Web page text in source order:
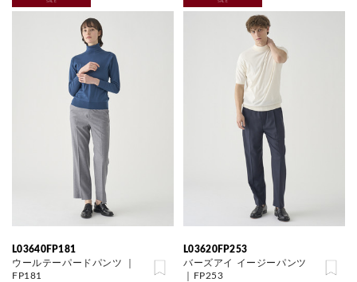
SALE
L03640FP181
ウールテーパードパンツ ｜
FP181
SALE
L03620FP253
バーズアイ イージーパンツ
｜FP253